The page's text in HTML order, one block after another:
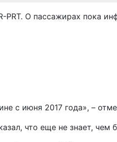
О пассажирах пока
с июня 2017 года», –
что еще не знает, чем